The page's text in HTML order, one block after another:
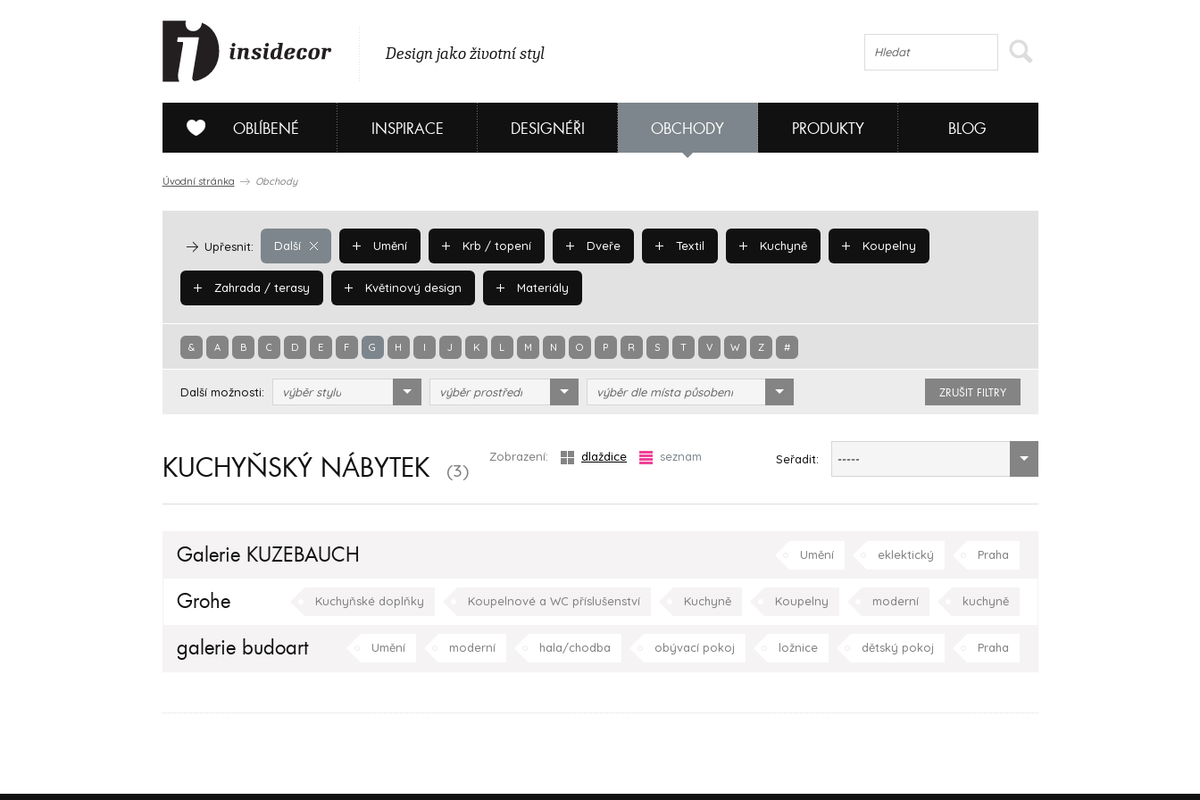
Design jako životní styl
OBLÍBENÉ INSPIRACE DESIGNÉŘI OBCHODY PRODUKTY BLOG
Úvodní stránka Obchody
Další
Upřesnit: Umění Krb / topení Dveře Textil Kuchyně Koupelny
Zahrada / terasy Květinový design Materiály
& A B C D E F G H I J K L M N O P R S T V W Z #
Další možnosti: výběr stylu výběr prostředí výběr dle místa působení ZRUŠIT FILTRY
KUCHYŇSKÝ NÁBYTEK (3)
Zobrazení: dlaždice seznam Seřadit: -----
Galerie KUZEBAUCH Umění eklektický Praha
Grohe Kuchyňské doplňky Koupelnové a WC příslušenství Kuchyně Koupelny moderní kuchyně
galerie budoart Umění moderní hala/chodba obývací pokoj ložnice dětský pokoj Praha